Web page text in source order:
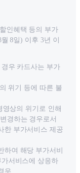
인혜택 등의 부가
8일) 이후 3년 이
우 카드사는 부가
위기 등에 따른 불
상의 위기로 인해
경하는 경우로서
한 부가서비스 제공
여 해당 부가서비
서비스에 상응하
우